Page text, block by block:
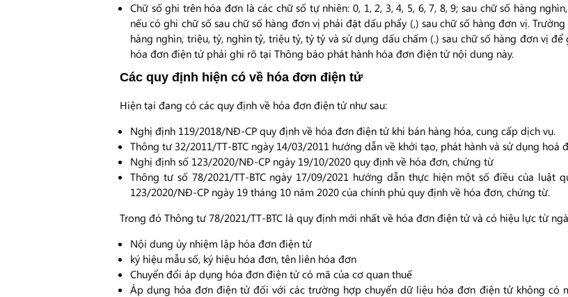
Chữ số ghi trên hóa đơn là các chữ số tự nhiên: 0, 1, 2, 3, 4, 5, 6, 7, 8, 9; sau chữ số hàng
nếu có ghi chữ số sau chữ số hàng đơn vị phải đặt dấu phẩy (,) sau chữ số hàng đơn vị.
hàng nghìn, triệu, tỷ, nghìn tỷ, triệu tỷ, tỷ tỷ và sử dụng dấu chấm (.) sau chữ số hàng đơn vị
hóa đơn điện tử phải ghi rõ tại Thông báo phát hành hóa đơn điện tử nội dung này.
Các quy định hiện có về hóa đơn điện tử
Hiện tại đang có các quy định về hóa đơn điện tử như sau:
Nghị định 119/2018/NĐ-CP quy định về hóa đơn điện tử khi bán hàng hóa, cung cấp dịch vụ.
Thông tư 32/2011/TT-BTC ngày 14/03/2011 hướng dẫn về khởi tạo, phát hành và sử dụng
Nghị định số 123/2020/NĐ-CP ngày 19/10/2020 quy định về hóa đơn, chứng từ
Thông tư số 78/2021/TT-BTC ngày 17/09/2021 hướng dẫn thực hiện một số điều của luật
123/2020/NĐ-CP ngày 19 tháng 10 năm 2020 của chính phủ quy định về hóa đơn, chứng từ.
Trong đó Thông tư 78/2021/TT-BTC là quy định mới nhất về hóa đơn điện tử và có hiệu lực từ
Nội dung ủy nhiệm lập hóa đơn điện tử
ký hiệu mẫu số, ký hiệu hóa đơn, tên liên hóa đơn
Chuyển đổi áp dụng hóa đơn điện tử có mã của cơ quan thuế
Áp dụng hóa đơn điện tử đối với các trường hợp chuyển dữ liệu hóa đơn điện tử không có